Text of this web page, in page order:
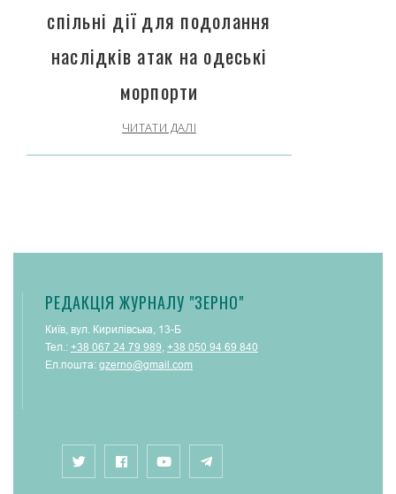
спільні дії для подолання
наслідків атак на одеські
морпорти
ЧИТАТИ ДАЛІ
РЕДАКЦІЯ ЖУРНАЛУ "ЗЕРНО"
Київ, вул. Кирилівська, 13-Б
Тел.: +38 067 24 79 989 +38 050 94 69 840
Ел.пошта: gzerno@gmail.com